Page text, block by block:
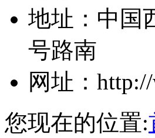
地址：中国
号路南
网址：
您现在的位置: